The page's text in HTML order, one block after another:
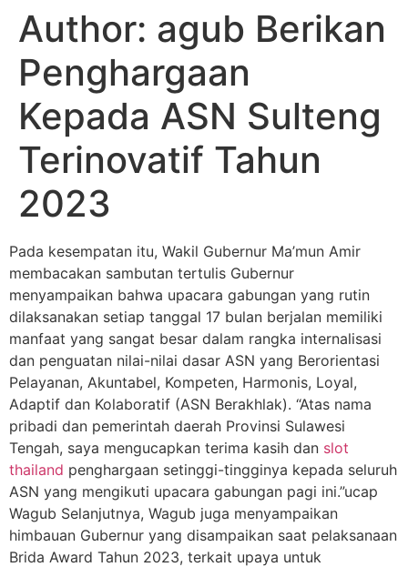
Author: agub Berikan
Penghargaan
Kepada ASN Sulteng
Terinovatif Tahun
2023
Pada kesempatan itu, Wakil Gubernur Ma’mun Amir
membacakan sambutan tertulis Gubernur
menyampaikan bahwa upacara gabungan yang rutin
dilaksanakan setiap tanggal 17 bulan berjalan memiliki
manfaat yang sangat besar dalam rangka internalisasi
dan penguatan nilai-nilai dasar ASN yang Berorientasi
Pelayanan, Akuntabel, Kompeten, Harmonis, Loyal,
Adaptif dan Kolaboratif (ASN Berakhlak). “Atas nama
pribadi dan pemerintah daerah Provinsi Sulawesi
Tengah, saya mengucapkan terima kasih dan slot
thailand penghargaan setinggi-tingginya kepada seluruh
ASN yang mengikuti upacara gabungan pagi ini.”ucap
Wagub Selanjutnya, Wagub juga menyampaikan
himbauan Gubernur yang disampaikan saat pelaksanaan
Brida Award Tahun 2023, terkait upaya untuk